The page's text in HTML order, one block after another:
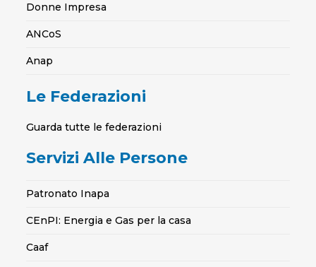
Donne Impresa
ANCoS
Anap
Le Federazioni
Guarda tutte le federazioni
Servizi Alle Persone
Patronato Inapa
CEnPI: Energia e Gas per la casa
Caaf